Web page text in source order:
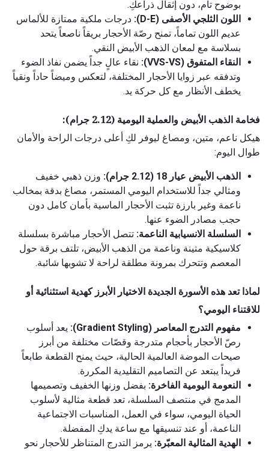
بوضوح تام، دون إثقال ذراعكِ.
اللون الثلجي الأصفى (D-E):
درجات ملكية ممتازة للألماس
عديم اللون تماماً، تمنح رصّة الأحجار بريقاً ناصعاً يتحد
بسلاسة مع لمعان الذهب الأبيض النقي.
النقاء المتفوق (VVS-VS):
نقاء عالٍ جداً يضمن نفاذ الضوء
وتدفقه عبر زوايا الأحجار المختلفة، لتعكس وميضاً حاداً ونقياً
يخطف الأنظار مع كل حركة يد.
فخامة الذهب الأبيض والعملية اليومية (2.12 جرام):
هيكل ناعم، متين، ومصاغ ليوفر لكِ أعلى درجات الراحة والأمان
طوال اليوم:
الذهب الأبيض عيار 18 (2.12 جرام):
وزن ذهبي خفيف
ومثالي جداً للاستخدام اليومي المستمر، مصاغ بدقة بمخالب
ناعمة وغير بارزة تثبت الأحجار الماسية بأمان كامل دون
حجب مصادر الضوء عنها.
السلسلة الانسيابية الناعمة: تتصل الأحجار مباشرة بسلسلة
كلاسيكية متينة وناعمة من الذهب الأبيض، تلتف برقة حول
المعصم وتتحرك بمرونة مطلقة لراحة لا تشوبها شائبة.
لماذا تعد هذه الأسورة الجديدة الاختيار الأبرز كهدية استثنائية أو
للاقتناء اليومي؟
مفهوم التدرج المعاصر (Gradient Styling):
يعد أسلوب
رصّ الأحجار بأحجام متدرجة وقصّات مختلفة من أبرز
صيحات الموضة العالمية الحالية، حيث يمنح القطعة طابعاً
فريداً يبتعد عن التصاميم التقليدية المكررة.
النعومة اليومية الفاخرة: بفضل وزنها الخفيف وتصميمها
المدمج في منتصف السلسلة، تعد قطعة مثالية لأسلوب
الحياة اليومي، سواء في العمل، المناسبات الاجتماعية
الناعمة، أو عند تنسيقها مع ساعة يدكِ المفضلة.
الهدية المثالية المعبّرة: يرمز التدرج المتناظر للأحجار نحو